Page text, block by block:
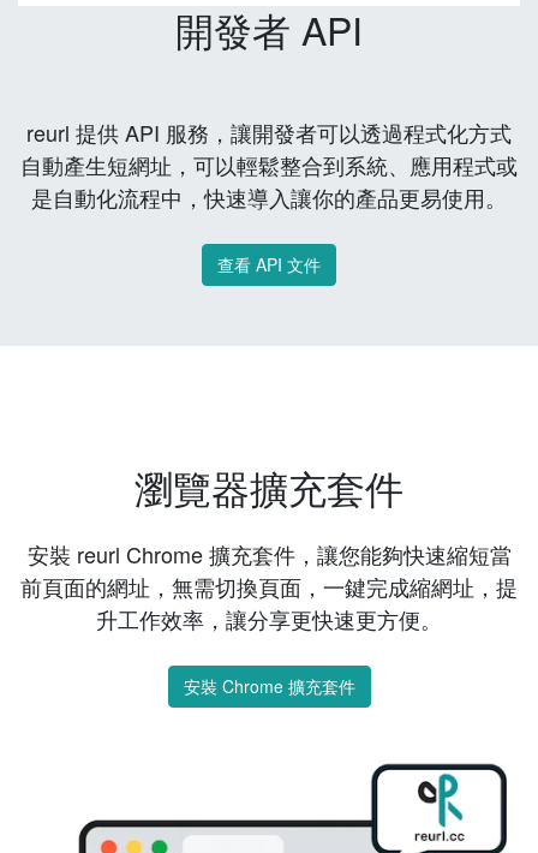
開發者 API
reurl 提供 API 服務，讓開發者可以透過程式化方式
自動產生短網址，可以輕鬆整合到系統、應用程式或
是自動化流程中，快速導入讓你的產品更易使用。
查看 API 文件
瀏覽器擴充套件
安裝 reurl Chrome 擴充套件，讓您能夠快速縮短當
前頁面的網址，無需切換頁面，一鍵完成縮網址，提
升工作效率，讓分享更快速更方便。
安裝 Chrome 擴充套件